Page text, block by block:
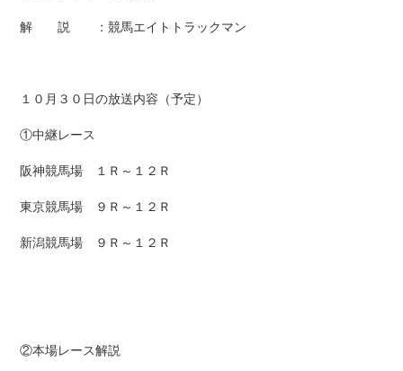
解 説 ：競馬エイトトラックマン
１０月３０日の放送内容（予定）
①中継レース
阪神競馬場 １Ｒ～１２Ｒ
東京競馬場 ９Ｒ～１２Ｒ
新潟競馬場 ９Ｒ～１２Ｒ
②本場レース解説